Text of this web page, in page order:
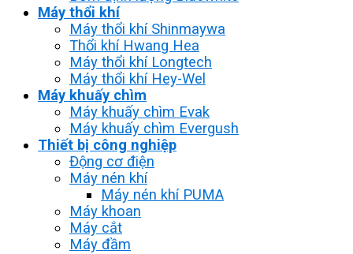
Máy thổi khí
Máy thổi khí Shinmaywa
Thổi khí Hwang Hea
Máy thổi khí Longtech
Máy thổi khí Hey-Wel
Máy khuấy chìm
Máy khuấy chìm Evak
Máy khuấy chìm Evergush
Thiết bị công nghiệp
Động cơ điện
Máy nén khí
Máy nén khí PUMA
Máy khoan
Máy cắt
Máy đầm